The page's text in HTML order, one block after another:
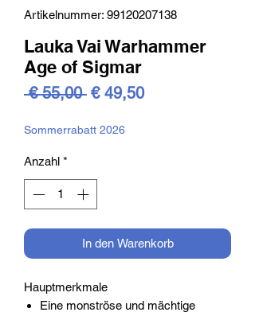
Artikelnummer: 99120207138
Lauka Vai Warhammer
Age of Sigmar
€ 55,00 Standardpreis
€ 49,50Sale-
Sommerrabatt 2026
Anzahl *
In den Warenkorb
Hauptmerkmale
Eine monströse und mächtige